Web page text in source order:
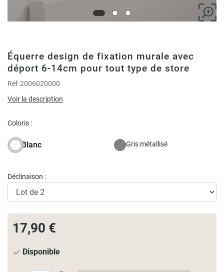
Équerre design de fixation murale avec
déport 6-14cm pour tout type de store
Réf.2006020000
Voir la description
Coloris :
Blanc Gris métallisé
Déclinaison :
17,90 €
Disponible